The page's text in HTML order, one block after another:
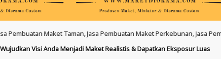
Taman, Jasa Pembuatan Maket Perkebunan, Jasa
Wujudkan Visi Anda Menjadi Maket Realistis & Dapatkan Eksposur Luas